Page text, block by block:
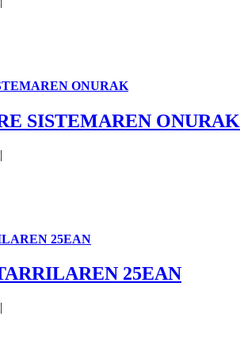
ONURAK
SISTEMAREN ONURAK
|
25EAN
25EAN
|